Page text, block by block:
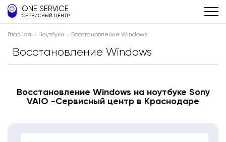
ONE SERVICE
СЕРВИСНЫЙ ЦЕНТР
Главная Ноутбуки Восстановление Windows
Восстановление Windows
Восстановление Windows на ноутбуке Sony
VAIO -Сервисный центр в Краснодаре